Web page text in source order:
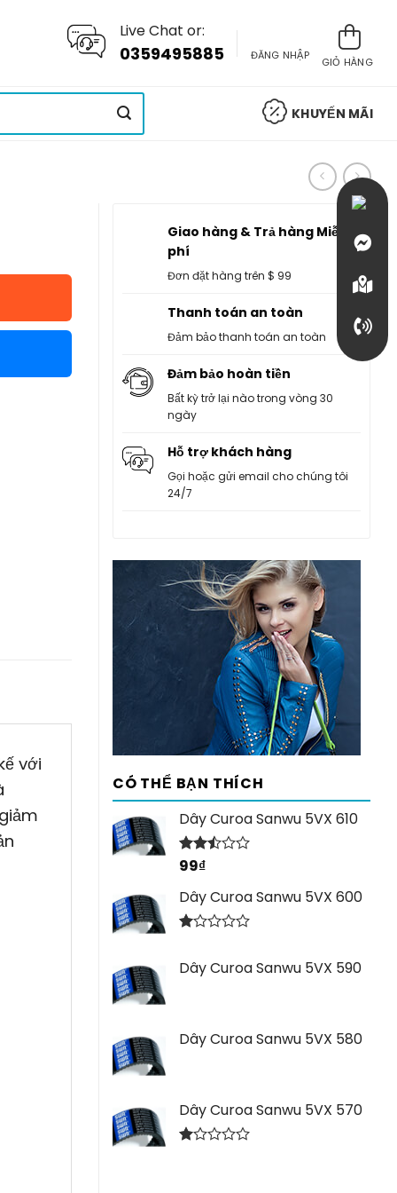
Live Chat or:
0359495885 ĐĂNG NHẬP
GIỎ HÀNG
KHUYẾN MÃI
Giao hàng & Trả hàng Miễn
phí
Đơn đặt hàng trên $ 99
Thanh toán an toàn
Đảm bảo thanh toán an toàn
Đảm bảo hoàn tiền
Bất kỳ trở lại nào trong vòng 30
ngày
Hỗ trợ khách hàng
Gọi hoặc gửi email cho chúng tôi
24/7
CÓ THỂ BẠN THÍCH
Dây Curoa Sanwu 5VX 610
Được
hạng
2.44
5 sao
99₫
Dây Curoa Sanwu 5VX 600
hạng
Dây Curoa Sanwu 5VX 590
Dây Curoa Sanwu 5VX 580
Dây Curoa Sanwu 5VX 570
với